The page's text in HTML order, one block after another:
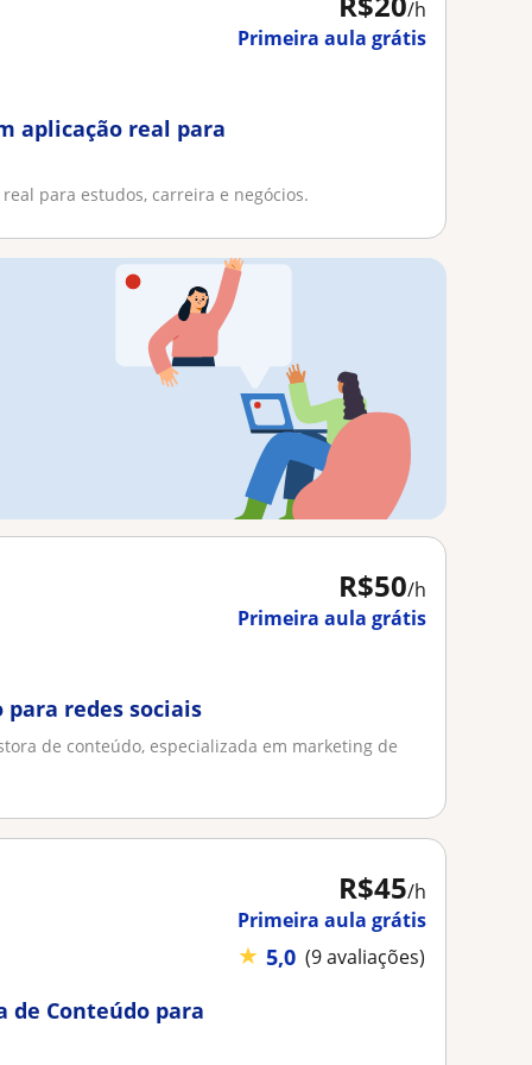
/h
Primeira aula grátis
aplicação real para
para estudos, carreira e negócios.
R$50/h
Primeira aula grátis
redes sociais
de conteúdo, especializada em marketing de
R$45/h
Primeira aula grátis
★ 5,0 (9 avaliações)
de Conteúdo para